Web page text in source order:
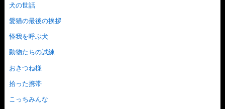
犬の世話
愛猫の最後の挨拶
怪我を呼ぶ犬
動物たちの試練
おきつね様
拾った携帯
こっちみんな